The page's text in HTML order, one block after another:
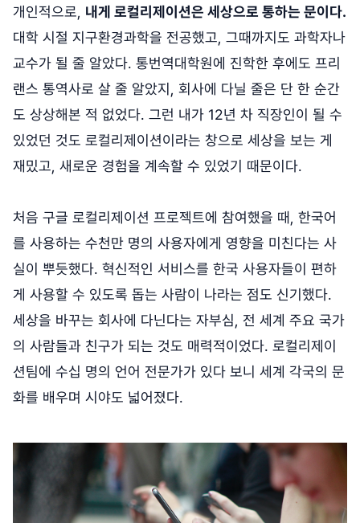
개인적으로, 내게 로컬리제이션은 세상으로 통하는 문이다.
대학 시절 지구환경과학을 전공했고, 그때까지도 과학자나
교수가 될 줄 알았다. 통번역대학원에 진학한 후에도 프리
랜스 통역사로 살 줄 알았지, 회사에 다닐 줄은 단 한 순간
도 상상해본 적 없었다. 그런 내가 12년 차 직장인이 될 수
있었던 것도 로컬리제이션이라는 창으로 세상을 보는 게
재밌고, 새로운 경험을 계속할 수 있었기 때문이다.
처음 구글 로컬리제이션 프로젝트에 참여했을 때, 한국어
를 사용하는 수천만 명의 사용자에게 영향을 미친다는 사
실이 뿌듯했다. 혁신적인 서비스를 한국 사용자들이 편하
게 사용할 수 있도록 돕는 사람이 나라는 점도 신기했다.
세상을 바꾸는 회사에 다닌다는 자부심, 전 세계 주요 국가
의 사람들과 친구가 되는 것도 매력적이었다. 로컬리제이
션팀에 수십 명의 언어 전문가가 있다 보니 세계 각국의 문
화를 배우며 시야도 넓어졌다.